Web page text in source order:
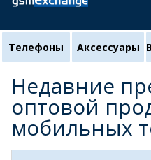
Телефоны Аксессуары
Недавние
оптовой
мобильных